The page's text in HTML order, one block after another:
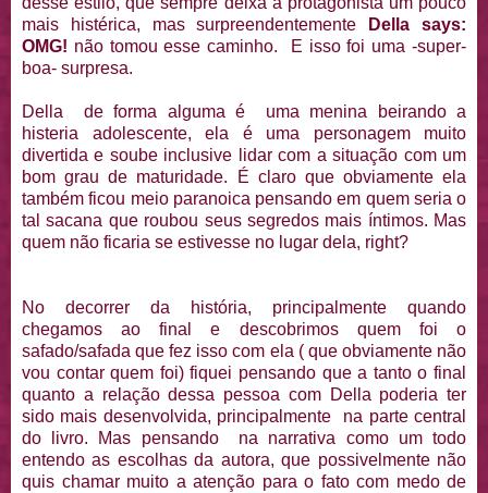
mais histérica, mas surpreendentemente
Della says:
OMG! não tomou esse caminho. E isso foi uma -super-
boa- surpresa.
Della de forma alguma é uma menina beirando a
histeria adolescente, ela é uma personagem muito
divertida e soube inclusive lidar com a situação com um
bom grau de maturidade. É claro que obviamente ela
também ficou meio paranoica pensando em quem seria o
tal sacana que roubou seus segredos mais íntimos. Mas
quem não ficaria se estivesse no lugar dela, right?
No decorrer da história, principalmente quando
chegamos ao final e descobrimos quem foi o
safado/safada que fez isso com ela ( que obviamente não
vou contar quem foi) fiquei pensando que a tanto o final
quanto a relação dessa pessoa com Della poderia ter
sido mais desenvolvida, principalmente na parte central
do livro. Mas pensando na narrativa como um todo
entendo as escolhas da autora, que possivelmente não
quis chamar muito a atenção para o fato com medo de